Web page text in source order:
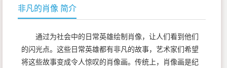
非凡的肖像 简介
通过为社会中的日常英雄绘制肖像，让人们看到他们
的闪光点。这些日常英雄都有非凡的故事，艺术家们希望
将这些故事变成令人惊叹的肖像画。传统上，肖像画是纪